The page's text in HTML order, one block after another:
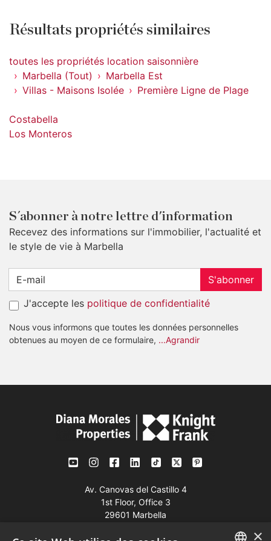
Résultats propriétés similaires
toutes les propriétés location saisonnière
Marbella (Tout)
Marbella Est
Villas - Maisons Isolée
Première Ligne de Plage
Costabella
Los Monteros
S´abonner à notre lettre d'information
Recevez des informations sur l'immobilier, l'actualité et
le style de vie à Marbella
S'abonner
J'accepte les politique de confidentialité
Nous vous informons que toutes les données personnelles
obtenues au moyen de ce formulaire, ...Agrandir
Av. Canovas del Castillo 4
1st Floor, Office 3
29601 Marbella
×